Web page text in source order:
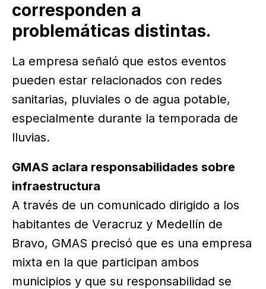
corresponden a
problemáticas distintas.
La empresa señaló que estos eventos
pueden estar relacionados con redes
sanitarias, pluviales o de agua potable,
especialmente durante la temporada de
lluvias.
GMAS aclara responsabilidades sobre
infraestructura
A través de un comunicado dirigido a los
habitantes de Veracruz y Medellín de
Bravo, GMAS precisó que es una empresa
mixta en la que participan ambos
municipios y que su responsabilidad se